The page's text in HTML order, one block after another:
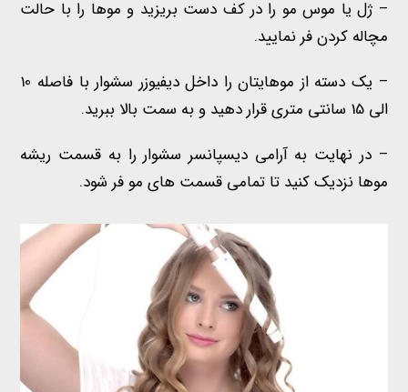
– ژل یا موس مو را در کف دست بریزید و موها را با حالت
مچاله کردن فر نمایید.
– یک دسته از موهایتان را داخل دیفیوزر سشوار با فاصله 10
الی 15 سانتی متری قرار دهید و به سمت بالا ببرید.
– در نهایت به آرامی دیسپانسر سشوار را به قسمت ریشه
موها نزدیک کنید تا تمامی قسمت های مو فر شود.